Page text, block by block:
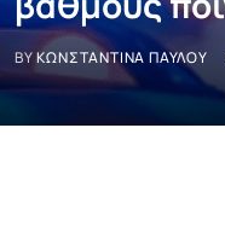
BYΚΩΝΣΤΑΝΤΊΝΑ ΠΑΎΛΟΥ